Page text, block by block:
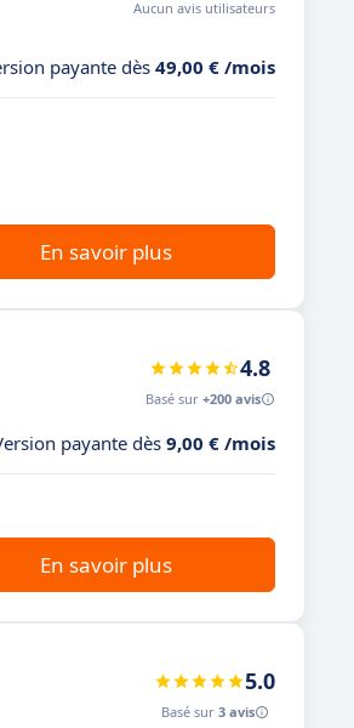
Aucun avis utilisateurs
payante dès 49,00 € /mois
En savoir plus
4.8
Basé sur +200 avis
payante dès 9,00 € /mois
En savoir plus
5.0
Basé sur 3 avis